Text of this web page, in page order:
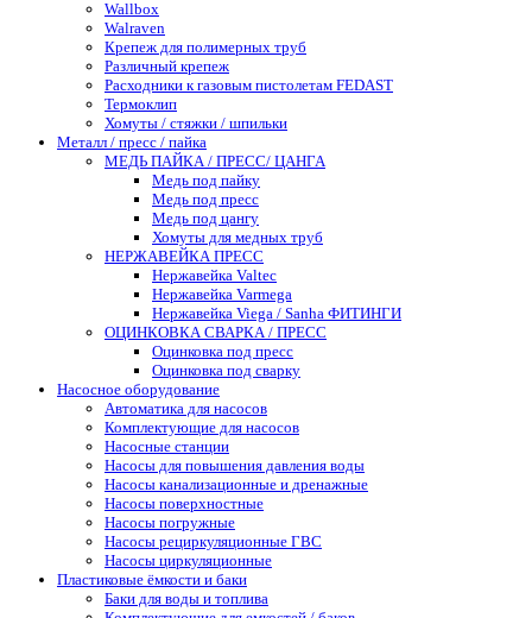
Wallbox
Walraven
Крепеж для полимерных труб
Различный крепеж
Расходники к газовым пистолетам FEDAST
Термоклип
Хомуты / стяжки / шпильки
Металл / пресс / пайка
МЕДЬ ПАЙКА / ПРЕСС/ ЦАНГА
Медь под пайку
Медь под пресс
Медь под цангу
Хомуты для медных труб
НЕРЖАВЕЙКА ПРЕСС
Нержавейка Valtec
Нержавейка Varmega
Нержавейка Viega / Sanha ФИТИНГИ
ОЦИНКОВКА СВАРКА / ПРЕСС
Оцинковка под пресс
Оцинковка под сварку
Насосное оборудование
Автоматика для насосов
Комплектующие для насосов
Насосные станции
Насосы для повышения давления воды
Насосы канализационные и дренажные
Насосы поверхностные
Насосы погружные
Насосы рециркуляционные ГВС
Насосы циркуляционные
Пластиковые ёмкости и баки
Баки для воды и топлива